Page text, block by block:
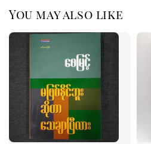
You may also like